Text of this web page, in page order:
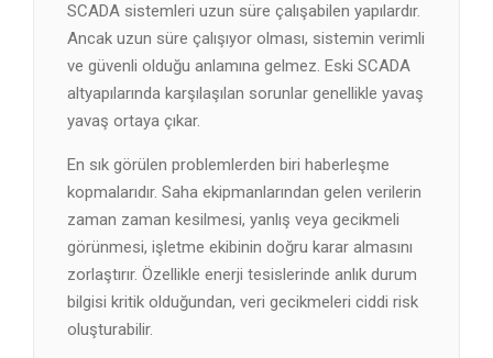
SCADA sistemleri uzun süre çalışabilen yapılardır.
Ancak uzun süre çalışıyor olması, sistemin verimli
ve güvenli olduğu anlamına gelmez. Eski SCADA
altyapılarında karşılaşılan sorunlar genellikle yavaş
yavaş ortaya çıkar.
En sık görülen problemlerden biri haberleşme
kopmalarıdır. Saha ekipmanlarından gelen verilerin
zaman zaman kesilmesi, yanlış veya gecikmeli
görünmesi, işletme ekibinin doğru karar almasını
zorlaştırır. Özellikle enerji tesislerinde anlık durum
bilgisi kritik olduğundan, veri gecikmeleri ciddi risk
oluşturabilir.